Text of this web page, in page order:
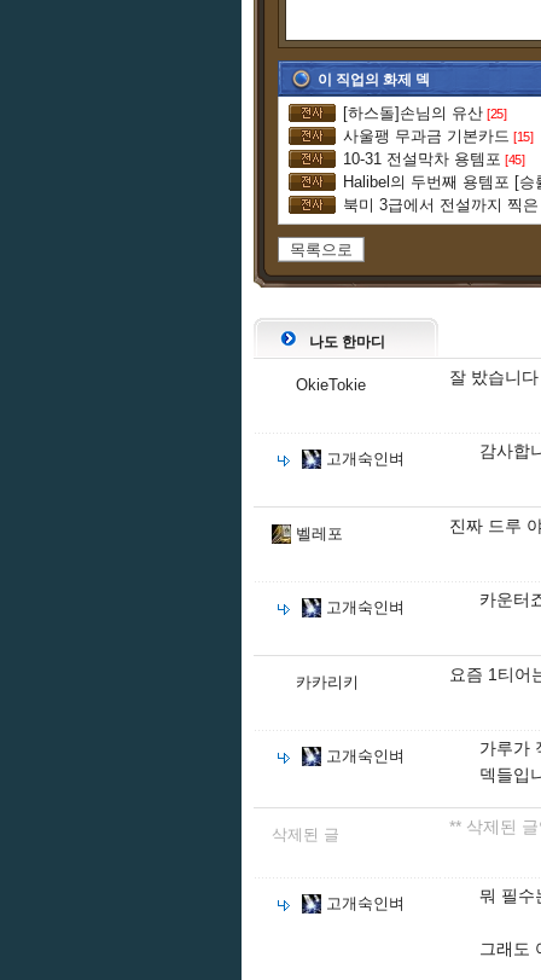
이 직업의 화제 덱
[하스돌]손님의 유산 [25]
사울팽 무과금 기본카드 [15]
10-31 전설막차 용템포 [45]
Halibel의 두번째 용템포 [승
목록으로
나도 한마디
OkieTokie 잘 밨습니다
고개숙인벼 감사합
벨레포 진짜 드루
고개숙인벼 카운터
카카리키 요즘 1티어
고개숙인벼
가루가
덱들입
삭제된 글 ** 삭제된
고개숙인벼 뭐 필수
그래도